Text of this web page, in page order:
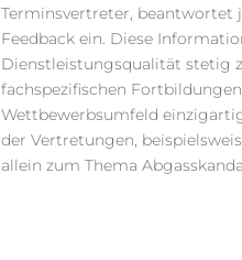
Terminsvertreter, beantwortet
Feedback ein. Diese
Dienstleistungsqualität stetig
fachspezifischen
Wettbewerbsumfeld
der Vertretungen,
allein zum Thema